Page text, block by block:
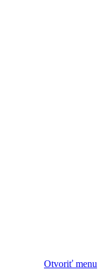
Otvoriť menu